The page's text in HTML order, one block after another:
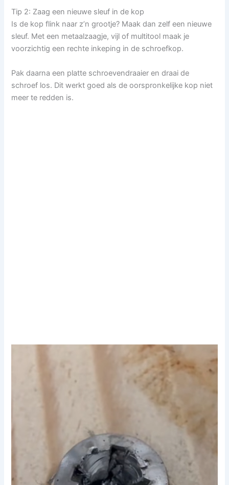
Tip 2: Zaag een nieuwe sleuf in de kop
Is de kop flink naar z’n grootje? Maak dan zelf een nieuwe
sleuf. Met een metaalzaagje, vijl of multitool maak je
voorzichtig een rechte inkeping in de schroefkop.
Pak daarna een platte schroevendraaier en draai de
schroef los. Dit werkt goed als de oorspronkelijke kop niet
meer te redden is.